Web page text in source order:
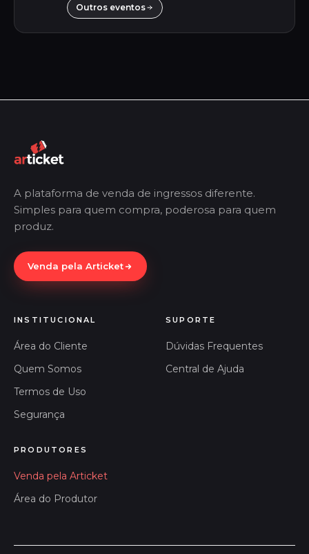
Outros eventos
A plataforma de venda de ingressos diferente.
Simples para quem compra, poderosa para quem
produz.
Venda pela Articket
INSTITUCIONAL
Área do Cliente
Quem Somos
Termos de Uso
Segurança
SUPORTE
Dúvidas Frequentes
Central de Ajuda
PRODUTORES
Venda pela Articket
Área do Produtor